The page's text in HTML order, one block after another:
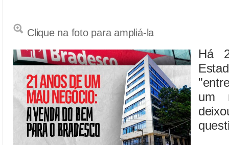
Clique na foto para ampliá-la
Há
um